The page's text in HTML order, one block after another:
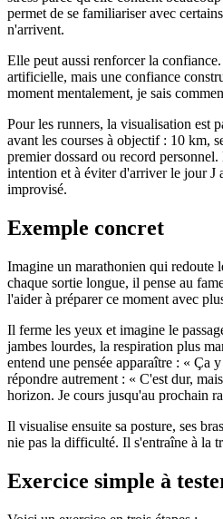
permet de se familiariser avec
n'arrivent.
Elle peut aussi renforcer la
artificielle, mais une confiance
moment mentalement, je sais
Pour les runners, la visualisation est
avant les courses à objectif : 10 km,
premier dossard ou record
intention et à éviter d'arriver le jour J
improvisé.
Exemple concret
Imagine un marathonien qui redoute
chaque sortie longue, il pense au
l'aider à préparer ce moment avec
Il ferme les yeux et imagine le
jambes lourdes, la respiration plus
entend une pensée apparaître : « Ça
répondre autrement : « C'est dur,
horizon. Je cours jusqu'au prochain
Il visualise ensuite sa posture, ses
nie pas la difficulté. Il s'entraîne à la
Exercice simple à